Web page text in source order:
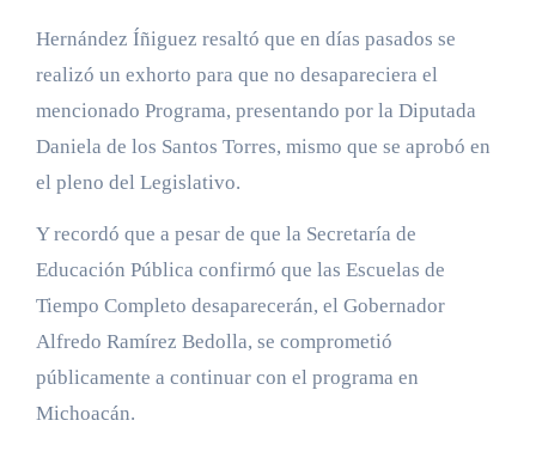
Hernández Íñiguez resaltó que en días pasados se
realizó un exhorto para que no desapareciera el
mencionado Programa, presentando por la Diputada
Daniela de los Santos Torres, mismo que se aprobó en
el pleno del Legislativo.
Y recordó que a pesar de que la Secretaría de
Educación Pública confirmó que las Escuelas de
Tiempo Completo desaparecerán, el Gobernador
Alfredo Ramírez Bedolla, se comprometió
públicamente a continuar con el programa en
Michoacán.